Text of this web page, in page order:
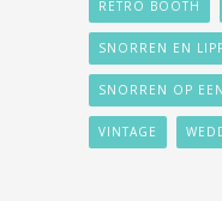
RETRO BOOTH
SNORREN EN
SNORREN OP
VINTAGE